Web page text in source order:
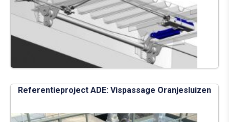
Referentieproject ADE: Vispassage Oranjesluizen